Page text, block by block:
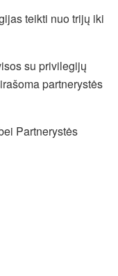
teikti nuo trijų iki
su privilegijų
partnerystės
Partnerystės